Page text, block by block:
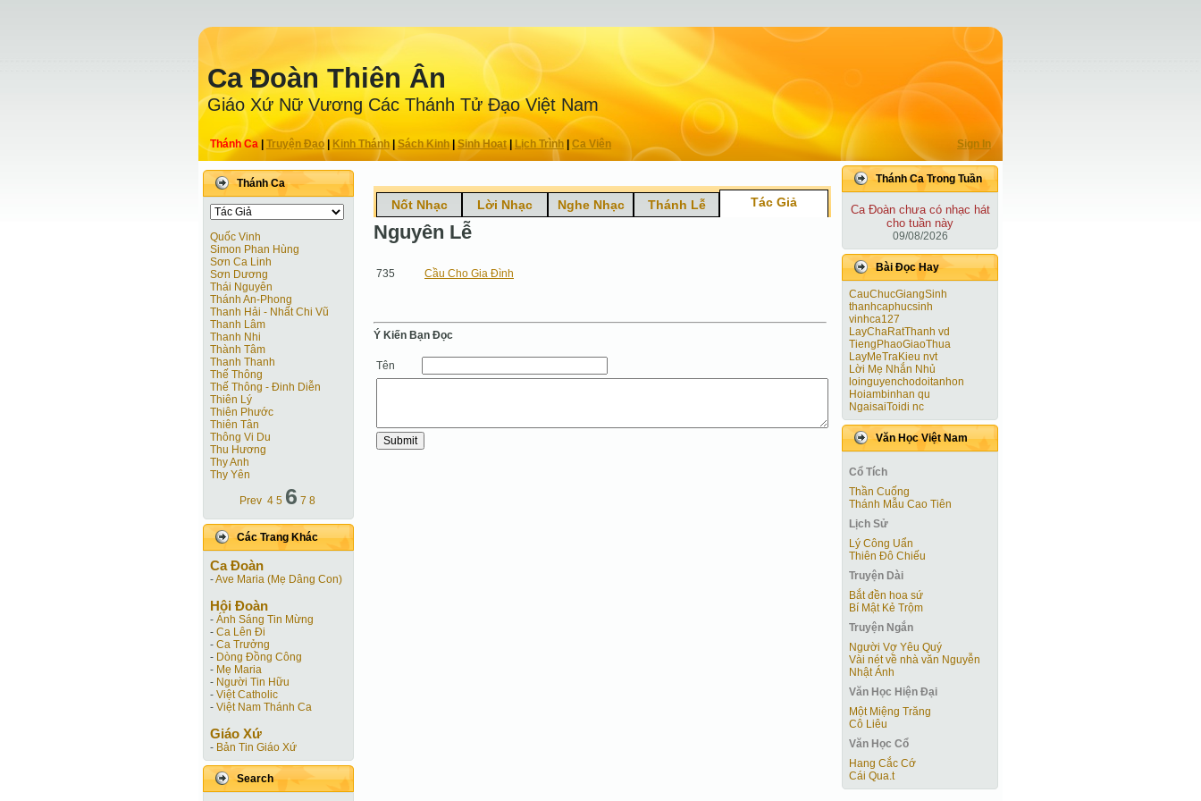
Ca Ðoàn Thiên Ân
Giáo Xứ Nữ Vương Các Thánh Tử Ðạo Việt Nam
Thánh Ca Truyện Ðạo| Kinh Thánh Sách Kinh|Sinh Hoạt| Lịch Trình Ca Viên Sign In
Thánh Ca
Quốc Vinh
Simon Phan Hùng
Sơn Ca Linh
Sơn Dương
Thái Nguyên
Thánh An-Phong
Thanh Hải - Nhất Chi Vũ
Thanh Lâm
Thanh Nhi
Thành Tâm
Thanh Thanh
Thế Thông
Thế Thông - Đinh Diễn
Thiên Lý
Thiên Phước
Thiên Tân
Thông Vi Du
Thu Hương
Thy Anh
Thy Yên
Prev 4 5 6 7 8
Các Trang Khác
Ca Ðoàn
-Ave Maria (Mẹ Dâng Con)
Hội Ðoàn
- Ánh Sáng Tin Mừng
- Ca Lên Đi
- Ca Trưởng
- Dòng Đồng Công
- Mẹ Maria
- Người Tin Hữu
- Việt Catholic
- Việt Nam Thánh Ca
Giáo Xứ
- Bản Tin Giáo Xứ
Search
Nốt Nhạc Lời Nhạc Nghe Nhạc Thánh Lễ Tác Giả
Nguyên Lễ
735 Cầu Cho Gia Đình
Ý Kiến Bạn Ðọc
Tên
Thánh Ca Trong Tuần
Ca Ðoàn chưa có nhạc hát
cho tuần này
09/08/2026
Bài Ðọc Hay
CauChucGiangSinh
thanhcaphucsinh
vinhca127
LayChaRatThanh vd
TiengPhaoGiaoThua
LayMeTraKieu nvt
Lời Mẹ Nhắn Nhủ
loinguyenchodoitanhon
Hoiambinhan qu
NgaisaiToidi nc
Văn Học Việt Nam
Cổ Tích
Thần Cuống
Thánh Mẫu Cao Tiên
Lịch Sử
Lý Công Uẩn
Thiên Đô Chiếu
Truyện Dài
Bắt đền hoa sứ
Bí Mật Kẻ Trộm
Truyện Ngắn
Người Vợ Yêu Quý
Vài nét về nhà văn Nguyễn
Nhật Ánh
Văn Học Hiện Ðại
Một Miệng Trăng
Cô Liêu
Văn Học Cổ
Hang Cắc Cớ
Cái Qua.t